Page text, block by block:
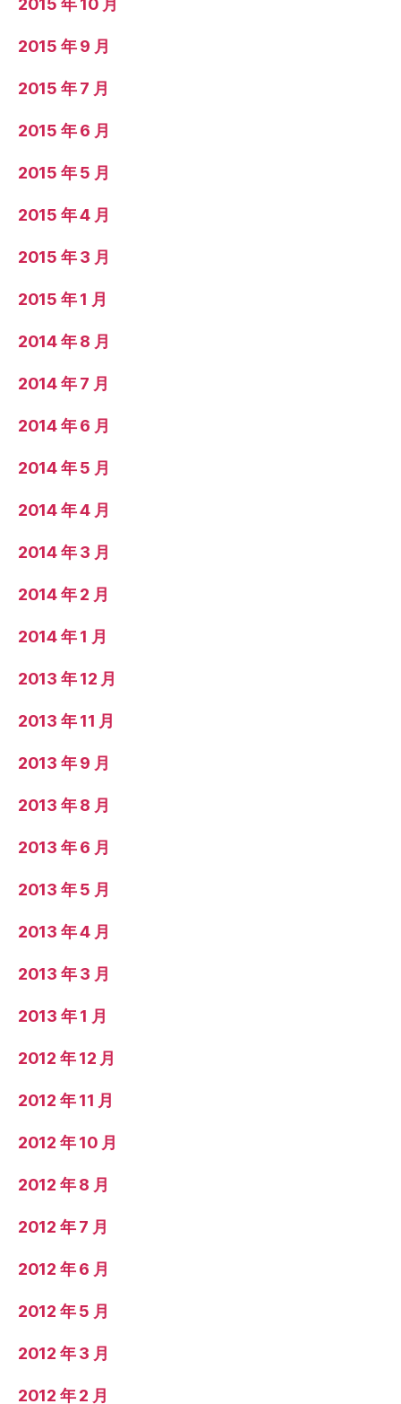
2015 年 10 月
2015 年 9 月
2015 年 7 月
2015 年 6 月
2015 年 5 月
2015 年 4 月
2015 年 3 月
2015 年 1 月
2014 年 8 月
2014 年 7 月
2014 年 6 月
2014 年 5 月
2014 年 4 月
2014 年 3 月
2014 年 2 月
2014 年 1 月
2013 年 12 月
2013 年 11 月
2013 年 9 月
2013 年 8 月
2013 年 6 月
2013 年 5 月
2013 年 4 月
2013 年 3 月
2013 年 1 月
2012 年 12 月
2012 年 11 月
2012 年 10 月
2012 年 8 月
2012 年 7 月
2012 年 6 月
2012 年 5 月
2012 年 3 月
2012 年 2 月